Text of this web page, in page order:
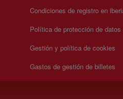
Condiciones de registro en
Política de protección de datos
Gestión y política de cookies
Gastos de gestión de billetes